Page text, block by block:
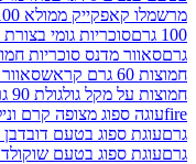
ממולא 100 גרם
מלו
גומי בצורת עין כ50 יחידות 500 גרם
סוכריות חמוצות מאוד 60 גרם
סאוור מדנס סוכריות
גולגולת 90 גרם
מצופה קרם וניל 300 גרם
בטעם דובדבן 250 גרם
בטעם שוקולד 250 גרם